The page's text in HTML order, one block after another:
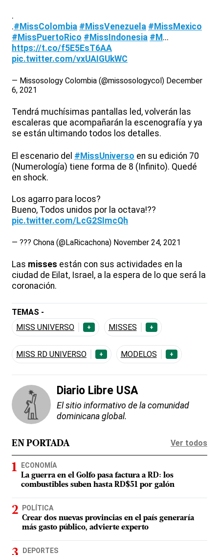
.
.#MissColombia #MissVenezuela #MissMexico
#MissPuertoRico #MissIndonesia #M ...
https://t.co/f5E5EsT6AA
pic.twitter.com/vxUAIGUkWC
— Missosology Colombia (@missosologycol) December
6, 2021
Tendrá muchísimas pantallas led, volverán las
escaleras que acompañarán la escenografía y ya
se están ultimando todos los detalles.
El escenario del #MissUniverso en su edición 70
(Numerología) tiene forma de 8 (Infinito). Quedé
en shock.
Los agarro para locos?
Bueno, Todos unidos por la octava!??
pic.twitter.com/LcG2SImcQh
— ??? Chona (@LaRicachona) November 24, 2021
Las misses están con sus actividades en la
ciudad de Eilat, Israel, a la espera de lo que será la
coronación.
TEMAS -
MISS UNIVERSO
+ MISSES +
MISS RD UNIVERSO + MODELOS +
Diario Libre USA
El sitio informativo de la comunidad
dominicana global.
EN PORTADA Ver todos
ECONOMÍA
La guerra en el Golfo pasa factura a RD: los
combustibles suben hasta RD$51 por galón
POLÍTICA
Crear dos nuevas provincias en el país generaría
más gasto público, advierte experto
DEPORTES